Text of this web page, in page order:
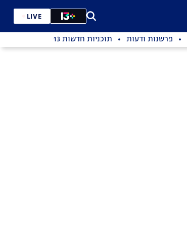
LIVE
פרשנות ודעות תוכניות חדשות 13